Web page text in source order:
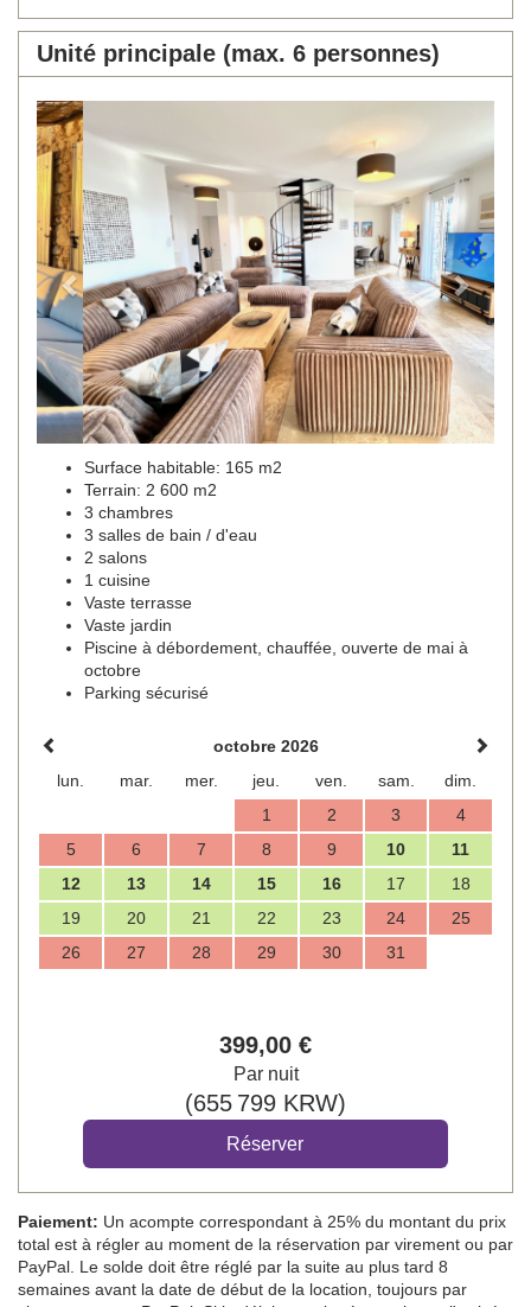
Unité principale (max. 6 personnes)
Previous
Surface habitable: 165 m2
Terrain: 2 600 m2
3 chambres
3 salles de bain / d'eau
2 salons
1 cuisine
Vaste terrasse
Vaste jardin
Piscine à débordement, chauffée, ouverte de mai à
octobre
Parking sécurisé
octobre 2026
lun.
mar. mer. jeu. ven. sam.
dim.
1
2 3
4
5
6 7 8 9 10
11
12
13 14 15 16 17
18
19
20 21 22 23 24
25
26
27 28 29 30 31
399,00 €
Par nuit
(655 799 KRW)
Paiement: Un acompte correspondant à 25% du montant du prix
total est à régler au moment de la réservation par virement ou par
PayPal. Le solde doit être réglé par la suite au plus tard 8
semaines avant la date de début de la location, toujours par